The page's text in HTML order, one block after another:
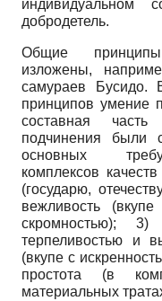
индивидуальном
добродетель.
Общие
изложены,
самураев Буси­до.
принципов умение
составная
подчинения были
основных
комплексов
(государю,
вежливость
скромностью); 3)
терпеливостью и
(вкупе с
простота (в
материальных